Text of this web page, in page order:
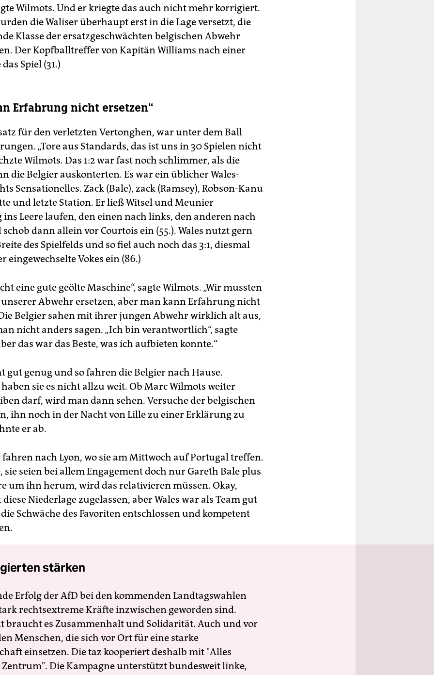
Wilmots. Und er kriegte das auch nicht mehr korrigiert.
die Waliser überhaupt erst in die Lage versetzt, die
Klasse der ersatzgeschwächten belgischen Abwehr
Der Kopfballtreffer von Kapitän Williams nach einer
Spiel (31.)
Erfahrung nicht ersetzen“
für den verletzten Vertonghen, war unter dem Ball
„Tore aus Standards, das ist uns in 30 Spielen nicht
Wilmots. Das 1:2 war fast noch schlimmer, als die
die Belgier auskonterten. Es war ein üblicher Wales-
Sensationelles. Zack (Bale), zack (Ramsey), Robson-Kanu
und letzte Station. Er ließ Witsel und Meunier
ins Leere laufen, den einen nach links, den anderen nach
dann allein vor Courtois ein (55.). Wales nutzt gern
des Spielfelds und so fiel auch noch das 3:1, diesmal
eingewechselte Vokes ein (86.)
eine gute geölte Maschine“, sagte Wilmots. „Wir mussten
unserer Abwehr ersetzen, aber man kann Erfahrung nicht
Belgier sahen mit ihrer jungen Abwehr wirklich alt aus,
nicht anders sagen. „Ich bin verantwortlich“, sagte
das war das Beste, was ich aufbieten konnte.“
gut genug und so fahren die Belgier nach Hause.
sie es nicht allzu weit. Ob Marc Wilmots weiter
darf, wird man dann sehen. Versuche der belgischen
ihn noch in der Nacht von Lille zu einer Erklärung zu
er ab.
fahren nach Lyon, wo sie am Mittwoch auf Portugal treffen.
sie seien bei allem Engagement doch nur Gareth Bale plus
um ihn herum, wird das relativieren müssen. Okay,
Niederlage zugelassen, aber Wales war als Team gut
Schwäche des Favoriten entschlossen und kompetent
stärken
Erfolg der AfD bei den kommenden Landtagswahlen
rechtsextreme Kräfte inzwischen geworden sind.
braucht es Zusammenhalt und Solidarität. Auch und vor
Menschen, die sich vor Ort für eine starke
einsetzen. Die taz kooperiert deshalb mit "Alles
Die Kampagne unterstützt bundesweit linke,